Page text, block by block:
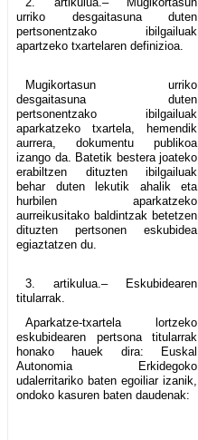
urriko desgaitasuna duten
pertsonentzako ibilgailuak
apartzeko txartelaren definizioa.
Mugikortasun urriko
desgaitasuna duten
pertsonentzako ibilgailuak
aparkatzeko txartela, hemendik
aurrera, dokumentu publikoa
izango da. Batetik bestera joateko
erabiltzen dituzten ibilgailuak
behar duten lekutik ahalik eta
hurbilen aparkatzeko
aurreikusitako baldintzak betetzen
dituzten pertsonen eskubidea
egiaztatzen du.
3. artikulua.– Eskubidearen
titularrak.
Aparkatze-txartela lortzeko
eskubidearen pertsona titularrak
honako hauek dira: Euskal
Autonomia Erkidegoko
udalerritariko baten egoiliar izanik,
ondoko kasuren baten daudenak: